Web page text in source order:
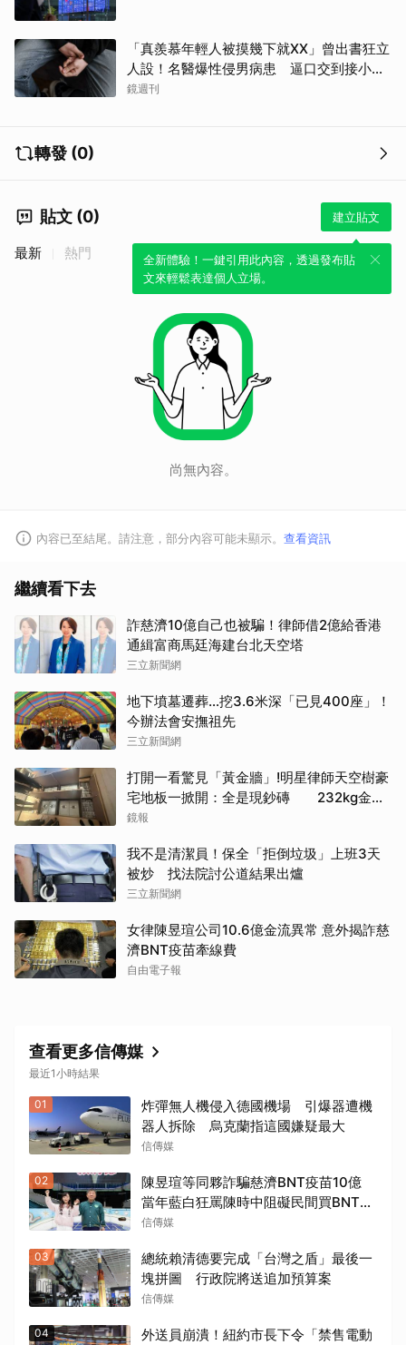
「真羨慕年輕人被摸幾下就XX」曾出書狂立
人設！名醫爆性侵男病患 逼口交到接小孩
鬧鐘響才停
鏡週刊
轉發 (0)
貼文 (0) 建立貼文
全新體驗！一鍵引用此內容，透過發布貼
文來輕鬆表達個人立場。
最新 熱門
尚無內容。
內容已至結尾。請注意，部分內容可能未顯示。 查看資訊
繼續看下去
詐慈濟10億自己也被騙！律師借2億給香港
通緝富商馬廷海建台北天空塔
三立新聞網
地下墳墓遷葬…挖3.6米深「已見400座」！
今辦法會安撫祖先
三立新聞網
打開一看驚見「黃金牆」!明星律師天空樹豪
宅地板一掀開：全是現鈔磚 232kg金山
震撼影像曝
鏡報
我不是清潔員！保全「拒倒垃圾」上班3天
被炒 找法院討公道結果出爐
三立新聞網
女律陳昱瑄公司10.6億金流異常 意外揭詐慈
濟BNT疫苗牽線費
自由電子報
查看更多信傳媒
最近1小時結果
01
炸彈無人機侵入德國機場 引爆器遭機
器人拆除 烏克蘭指這國嫌疑最大
信傳媒
02
陳昱瑄等同夥詐騙慈濟BNT疫苗10億
當年藍白狂罵陳時中阻礙民間買BNT疫
苗
信傳媒
03
總統賴清德要完成「台灣之盾」最後一
塊拼圖 行政院將送追加預算案
信傳媒
04 外送員崩潰！紐約市長下令「禁售電動
取消